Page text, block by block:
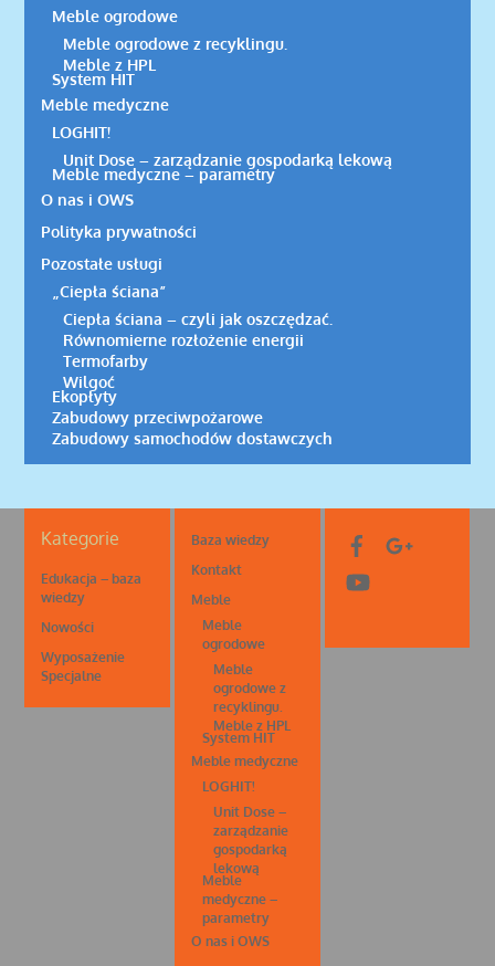
Meble ogrodowe
Meble ogrodowe z recyklingu.
Meble z HPL
System HIT
Meble medyczne
LOGHIT!
Unit Dose – zarządzanie gospodarką lekową
Meble medyczne – parametry
O nas i OWS
Polityka prywatności
Pozostałe usługi
„Ciepła ściana”
Ciepła ściana – czyli jak oszczędzać.
Równomierne rozłożenie energii
Termofarby
Wilgoć
Ekopłyty
Zabudowy przeciwpożarowe
Zabudowy samochodów dostawczych
Kategorie
Edukacja – baza
wiedzy
Nowości
Wyposażenie
Specjalne
Baza wiedzy
Kontakt
Meble
Meble
ogrodowe
Meble
ogrodowe z
recyklingu.
Meble z HPL
System HIT
Meble medyczne
LOGHIT!
Unit Dose –
zarządzanie
gospodarką
lekową
Meble
medyczne –
parametry
O nas i OWS